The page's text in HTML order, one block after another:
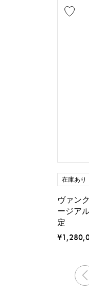
在庫あり
ヴァン
ージア
定